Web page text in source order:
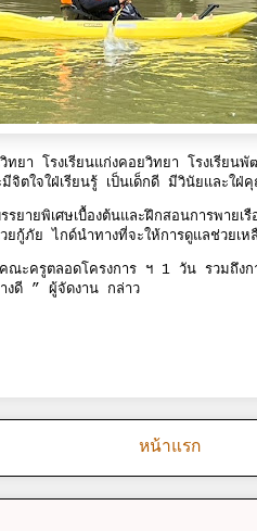
ยา โรงเรียนแก่งคอยวิทยา โรงเรีย
จิตใจใฝ่เรียนรู้ เป็นเด็กดี มีวินัยและใฝ่
รยายพิเศษเบื้องต้นและฝึกสอนการพาย
กู้ภัย ไกด์นำทางที่จะให้การดูแลช่วยเห
ณะครูตลอดโครงการ ฯ 1 วัน รวมถึง
างดี ” ผู้จัดงาน กล่าว
หน้าแรก